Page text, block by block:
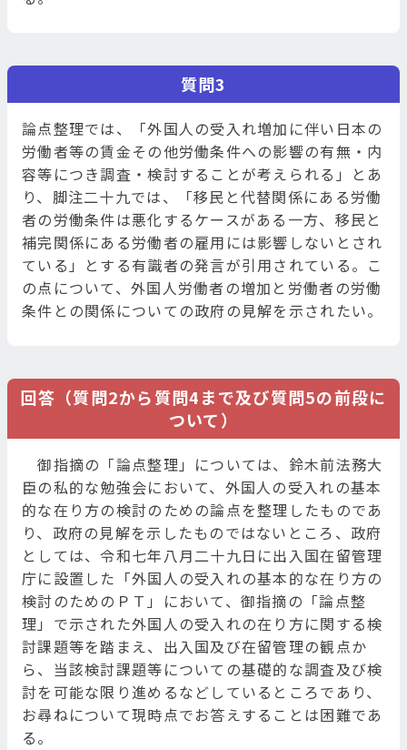
質問3
論点整理では、「外国人の受入れ増加に伴い日本の
労働者等の賃金その他労働条件への影響の有無・内
容等につき調査・検討することが考えられる」とあ
り、脚注二十九では、「移民と代替関係にある労働
者の労働条件は悪化するケースがある一方、移民と
補完関係にある労働者の雇用には影響しないとされ
ている」とする有識者の発言が引用されている。こ
の点について、外国人労働者の増加と労働者の労働
条件との関係についての政府の見解を示されたい。
回答（質問2から質問4まで及び質問5の前段に
ついて）
御指摘の「論点整理」については、鈴木前法務大
臣の私的な勉強会において、外国人の受入れの基本
的な在り方の検討のための論点を整理したものであ
り、政府の見解を示したものではないところ、政府
としては、令和七年八月二十九日に出入国在留管理
庁に設置した「外国人の受入れの基本的な在り方の
検討のためのＰＴ」において、御指摘の「論点整
理」で示された外国人の受入れの在り方に関する検
討課題等を踏まえ、出入国及び在留管理の観点か
ら、当該検討課題等についての基礎的な調査及び検
討を可能な限り進めるなどしているところであり、
お尋ねについて現時点でお答えすることは困難であ
る。